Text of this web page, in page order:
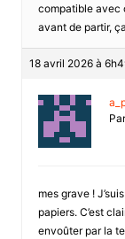
compatible avec
avant de partir,
18 avril 2026 à
mes grave !
papiers. C’est
envoûter par la